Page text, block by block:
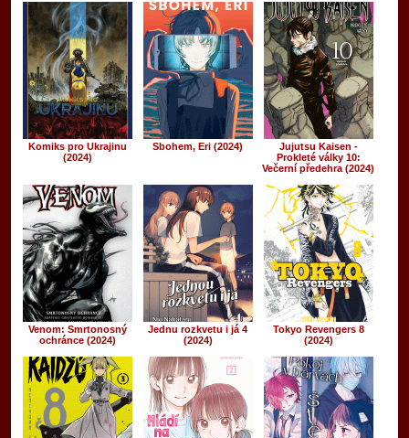
Komiks pro Ukrajinu
(2024)
Sbohem, Eri (2024)
Jujutsu Kaisen -
Prokleté války 10:
Večerní předehra (2024)
Venom: Smrtonosný
ochránce (2024)
Jednu rozkvetu i já 4
(2024)
Tokyo Revengers 8
(2024)